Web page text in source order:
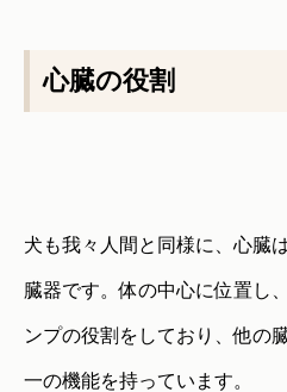
心臓の役割
犬も我々人間と同様に、心臓
臓器です。体の中心に位置し
ンプの役割をしており、他の
一の機能を持っています。